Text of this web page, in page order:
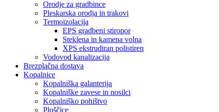
Orodje za gradbince
Pleskarska orodja in trakovi
Termoizolacija
EPS gradbeni stiropor
Steklena in kamena volna
XPS ekstrudiran polistiren
Vodovod kanalizacija
Brezplačna dostava
Kopalnice
Kopalniška galanterija
Kopalniške zavese in nosilci
Kopalniško pohištvo
Ploščice